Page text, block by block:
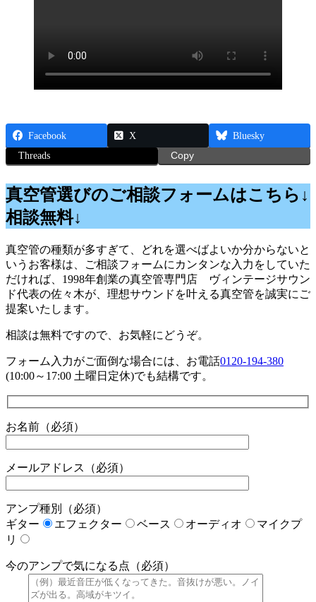
Facebook X
Bluesky
Threads
Copy
真空管選びのご相談フォームはこちら↓
相談無料↓
真空管の種類が多すぎて、どれを選べばよいか分からないと
いうお客様は、ご相談フォームにカンタンな入力をしていた
だければ、1998年創業の真空管専門店 ヴィンテージサウン
ド代表の佐々木が、理想サウンドを叶える真空管を誠実にご
提案いたします。
相談は無料ですので、お気軽にどうぞ。
フォーム入力がご面倒な場合には、お電話0120-194-380
(10:00～17:00 土曜日定休)でも結構です。
お名前（必須）
メールアドレス（必須）
アンプ種別（必須）
ギター
エフェクター ベース オーディオ
マイクプ
リ
今のアンプで気になる点（必須）